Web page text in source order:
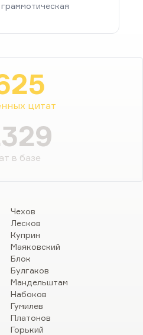
цитат
в базе
Чехов
Лесков
Куприн
Маяковский
Блок
Булгаков
Мандельштам
Набоков
Гумилев
Платонов
Горький